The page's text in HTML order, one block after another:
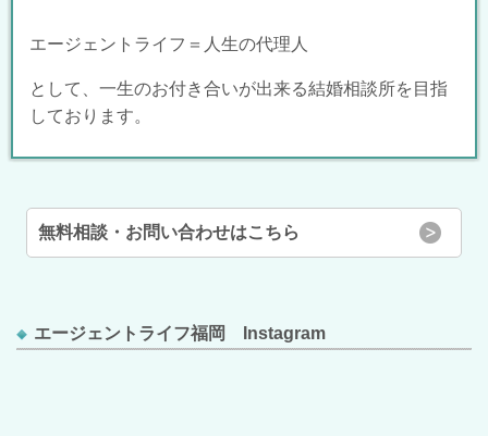
エージェントライフ＝人生の代理人
として、一生のお付き合いが出来る結婚相談所を目指
しております。
無料相談・お問い合わせはこちら
エージェントライフ福岡 Instagram